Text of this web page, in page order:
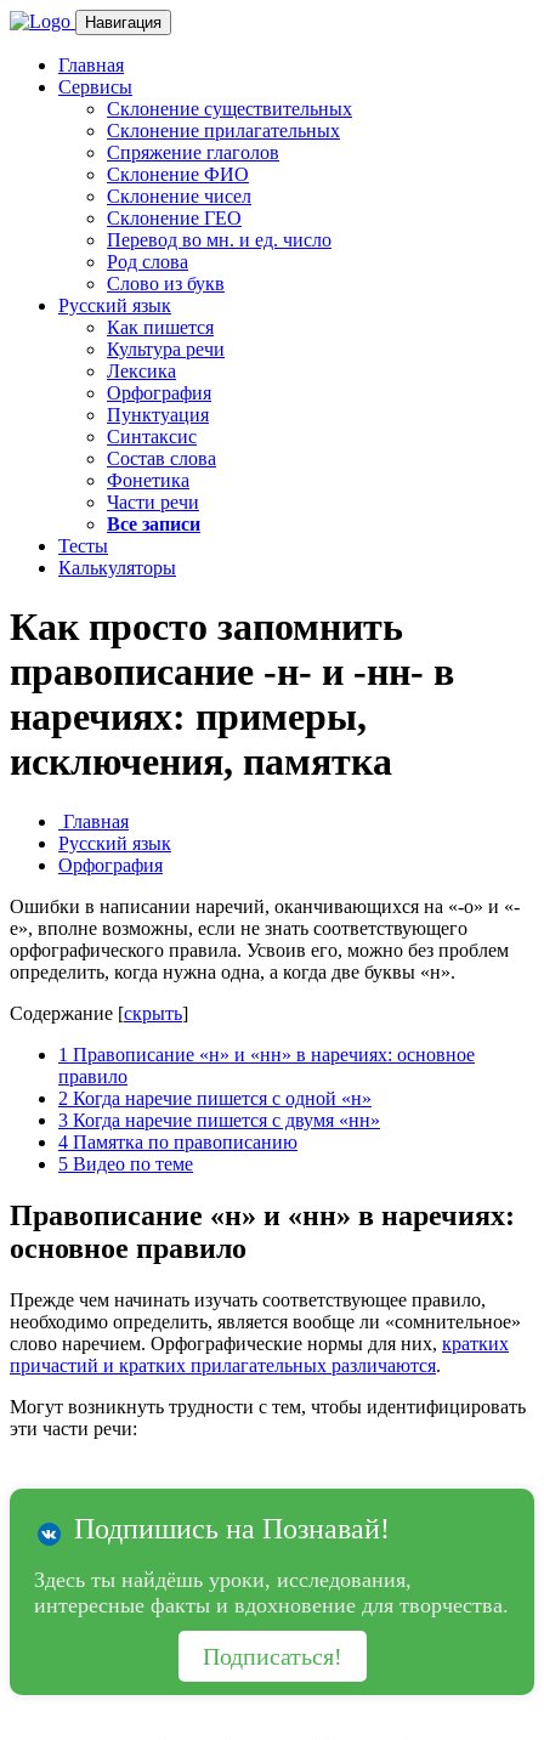
Навигация
Главная
Сервисы
Склонение существительных
Склонение прилагательных
Спряжение глаголов
Склонение ФИО
Склонение чисел
Склонение ГЕО
Перевод во мн. и ед. число
Род слова
Слово из букв
Русский язык
Как пишется
Культура речи
Лексика
Орфография
Пунктуация
Синтаксис
Состав слова
Фонетика
Части речи
Все записи
Тесты
Калькуляторы
Как просто запомнить
правописание -н- и -нн- в
наречиях: примеры,
исключения, памятка
Главная
Русский язык
Орфография
Ошибки в написании наречий, оканчивающихся на «-о» и «-
е», вполне возможны, если не знать соответствующего
орфографического правила. Усвоив его, можно без проблем
определить, когда нужна одна, а когда две буквы «н».
Содержание [скрыть]
1 Правописание «н» и «нн» в наречиях: основное
правило
2 Когда наречие пишется с одной «н»
3 Когда наречие пишется с двумя «нн»
4 Памятка по правописанию
5 Видео по теме
Правописание «н» и «нн» в наречиях:
основное правило
Прежде чем начинать изучать соответствующее правило,
необходимо определить, является вообще ли «сомнительное»
слово наречием. Орфографические нормы для них, кратких
причастий и кратких прилагательных различаются.
Могут возникнуть трудности с тем, чтобы идентифицировать
эти части речи:
Подпишись на Познавай!
Здесь ты найдёшь уроки, исследования,
интересные факты и вдохновение для творчества.
Подписаться!